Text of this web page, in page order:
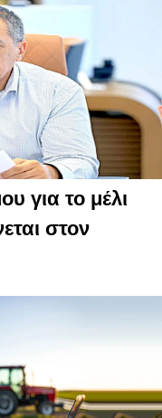
για το μέλι
στον